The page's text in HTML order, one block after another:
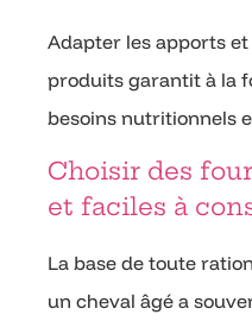
Adapter les apports
produits garantit à la
besoins nutritionnels
Choisir des
et faciles à
La base de toute
un cheval âgé a